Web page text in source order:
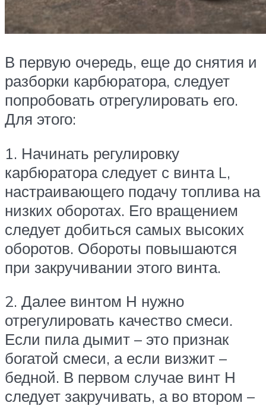
В первую очередь, еще до снятия и
разборки карбюратора, следует
попробовать отрегулировать его.
Для этого:
1. Начинать регулировку
карбюратора следует с винта L,
настраивающего подачу топлива на
низких оборотах. Его вращением
следует добиться самых высоких
оборотов. Обороты повышаются
при закручивании этого винта.
2. Далее винтом Н нужно
отрегулировать качество смеси.
Если пила дымит – это признак
богатой смеси, а если визжит –
бедной. В первом случае винт Н
следует закручивать, а во втором –